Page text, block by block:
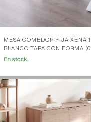
MESA COMEDOR FIJA XENA
BLANCO TAPA CON FORMA
En stock.